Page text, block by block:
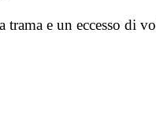
trama e un eccesso di